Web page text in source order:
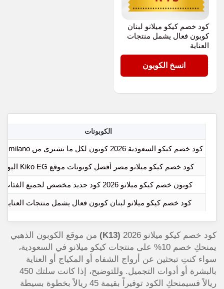
كود خصم كيكو ميلانو لبنان
كوبون فعال يشمل منتجات
العناية
انسخ الكوبون
الكوبونات
كود خصم كيكو السعودية 2026 كوبون لكل ما تشتري من kiko milano
كود خصم كيكو ميلانو مصر أفضل كوبونات موقع Kiko EG اليوم
كوبون خصم كيكو ميلانو 2026 كود جديد مخصص لجميع الفئات
كود خصم كيكو ميلانو لبنان كوبون فعال يشمل منتجات العناية
كود خصم كيكو ميلانو 2026 (K13)
من موقع الكوبون الذهبي
يمنحكِ خصم 10% على منتجات كيكو ميلانو في السعودية،
سواء كنتِ تبحثين عن أرواج الشفاه أو المكياج أو العناية
بالبشرة أو أدوات التجميل. وللتوضيح، إذا كانت سلتك 450
ريالاً فسيمنحكِ الكود توفيراً بقيمة 45 ريالاً بخطوة بسيطة